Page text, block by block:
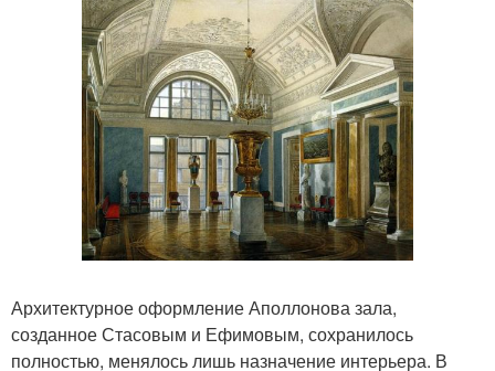
Архитектурное оформление Аполлонова зала,
созданное Стасовым и Ефимовым, сохранилось
полностью, менялось лишь назначение интерьера. В